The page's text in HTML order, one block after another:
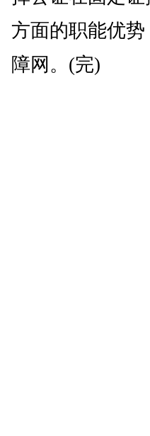
方面的职能优
障网。(完)